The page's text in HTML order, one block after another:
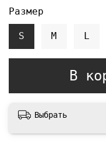
В
Размер
S M L
Выбрать